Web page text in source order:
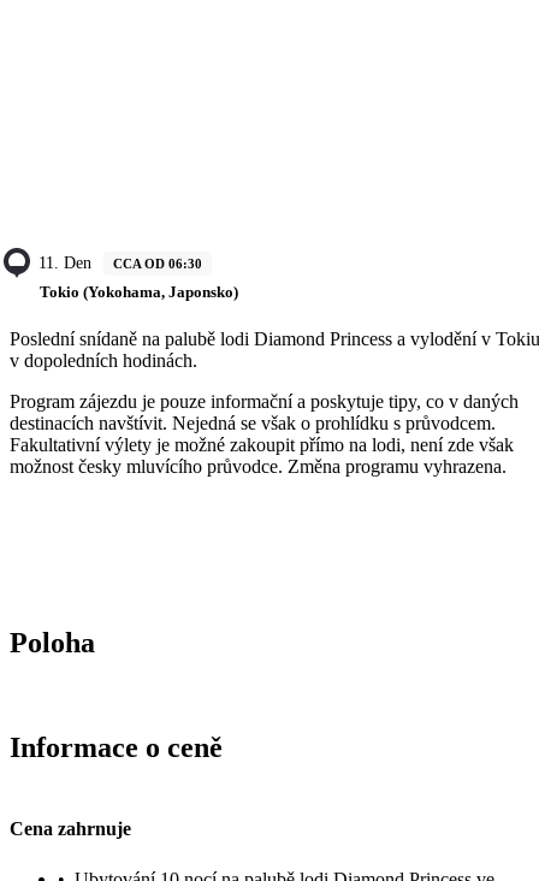
11. Den CCA OD 06:30
Tokio (Yokohama, Japonsko)
Poslední snídaně na palubě lodi Diamond Princess a vylodění v Tokiu
v dopoledních hodinách.
Program zájezdu je pouze informační a poskytuje tipy, co v daných
destinacích navštívit. Nejedná se však o prohlídku s průvodcem.
Fakultativní výlety je možné zakoupit přímo na lodi, není zde však
možnost česky mluvícího průvodce. Změna programu vyhrazena.
Poloha
Informace o ceně
Cena zahrnuje